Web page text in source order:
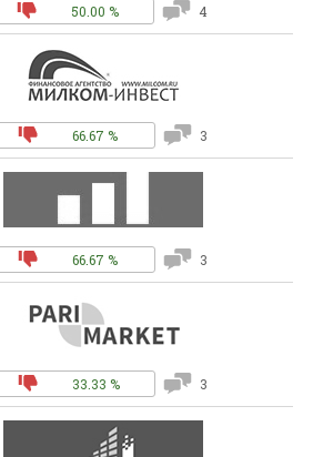
50.00 % 4
66.67 % 3
66.67 % 3
33.33 % 3